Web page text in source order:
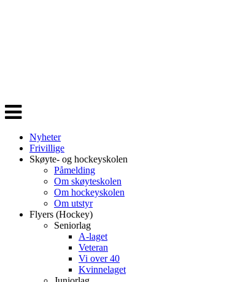
Veksle
navigasjon
Nyheter
Frivillige
Skøyte- og hockeyskolen
Påmelding
Om skøyteskolen
Om hockeyskolen
Om utstyr
Flyers (Hockey)
Seniorlag
A-laget
Veteran
Vi over 40
Kvinnelaget